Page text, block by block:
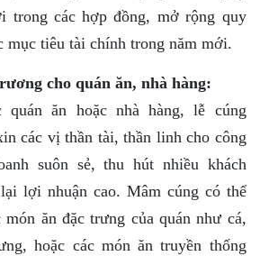
trong các hợp đồng, mở rộng quy
mục tiêu tài chính trong năm mới.
cho quán ăn, nhà hàng:
ăn hoặc nhà hàng, lễ cúng
các vị thần tài, thần linh cho công
suôn sẻ, thu hút nhiều khách
lợi nhuận cao. Mâm cúng có thể
món ăn đặc trưng của quán như cá,
hoặc các món ăn truyền thống